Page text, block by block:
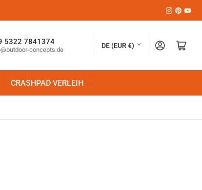
Instagram
Pinterest
5322 7841374
concepts.de
L
n
R
DE (EUR €) AnmeldenMini-Warenkorb öffnen
CRASHPAD VERLEIH